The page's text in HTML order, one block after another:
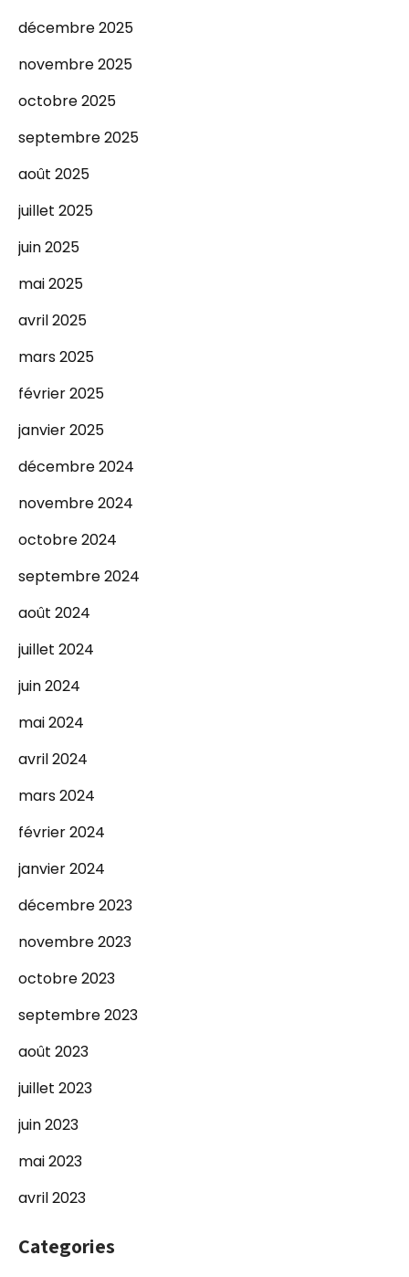
décembre 2025
novembre 2025
octobre 2025
septembre 2025
août 2025
juillet 2025
juin 2025
mai 2025
avril 2025
mars 2025
février 2025
janvier 2025
décembre 2024
novembre 2024
octobre 2024
septembre 2024
août 2024
juillet 2024
juin 2024
mai 2024
avril 2024
mars 2024
février 2024
janvier 2024
décembre 2023
novembre 2023
octobre 2023
septembre 2023
août 2023
juillet 2023
juin 2023
mai 2023
avril 2023
Categories